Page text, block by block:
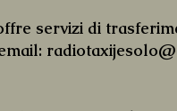
servizi di